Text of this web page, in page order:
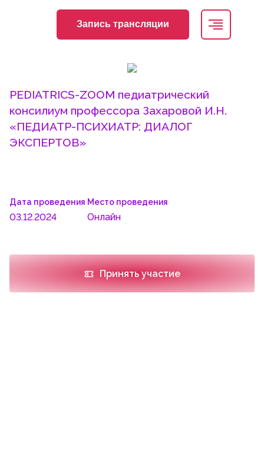
Запись трансляции
PEDIATRICS-ZOOM педиатрический
консилиум профессора Захаровой И.Н.
«ПЕДИАТР-ПСИХИАТР: ДИАЛОГ
ЭКСПЕРТОВ»
Дата проведения
03.12.2024
Место проведения
Онлайн
Принять участие